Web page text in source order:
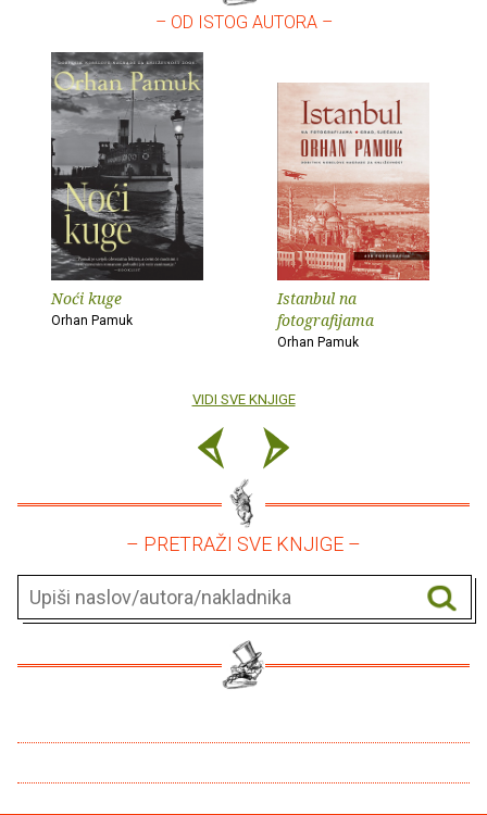
– OD ISTOG AUTORA –
Noći kuge
Orhan Pamuk
Istanbul na
fotografijama
Orhan Pamuk
VIDI SVE KNJIGE
– PRETRAŽI SVE KNJIGE –